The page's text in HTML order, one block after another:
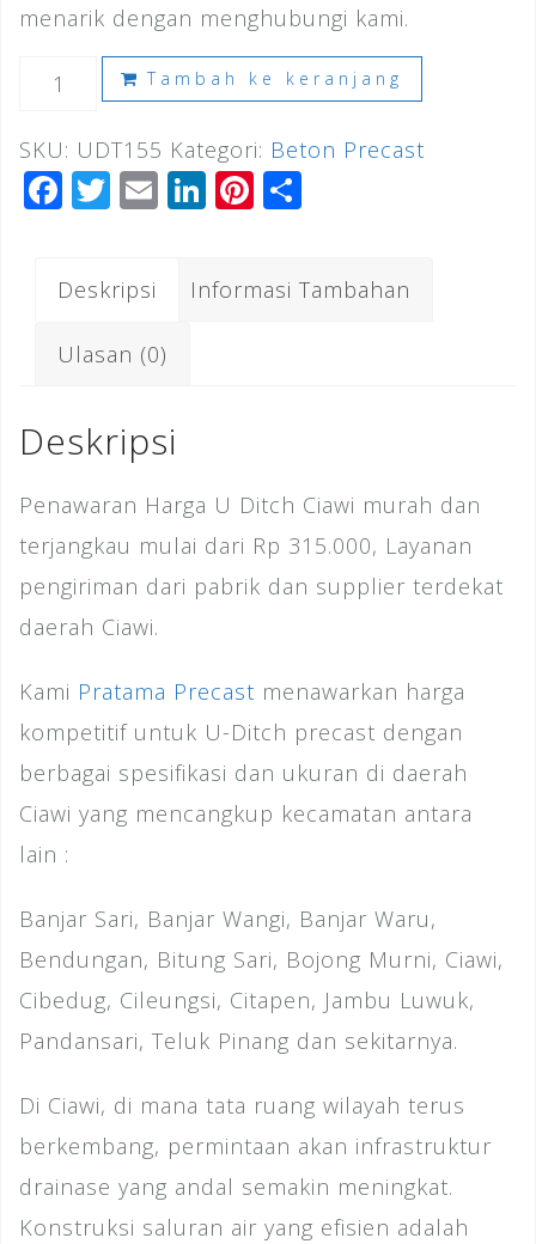
menarik dengan menghubungi kami.
Kuantitas
U
Ditch
Tambah ke keranjang
SKU: UDT155 Kategori: Beton Precast
F
e
b
k
T
e
r
E Li
e
Pi
r e
Deskripsi Informasi Tambahan
Ulasan (0)
Deskripsi
Penawaran Harga U Ditch Ciawi murah dan
terjangkau mulai dari Rp 315.000, Layanan
pengiriman dari pabrik dan supplier terdekat
daerah Ciawi.
Kami Pratama Precast menawarkan harga
kompetitif untuk U-Ditch precast dengan
berbagai spesifikasi dan ukuran di daerah
Ciawi yang mencangkup kecamatan antara
lain :
Banjar Sari, Banjar Wangi, Banjar Waru,
Bendungan, Bitung Sari, Bojong Murni, Ciawi,
Cibedug, Cileungsi, Citapen, Jambu Luwuk,
Pandansari, Teluk Pinang dan sekitarnya.
Di Ciawi, di mana tata ruang wilayah terus
berkembang, permintaan akan infrastruktur
drainase yang andal semakin meningkat.
Konstruksi saluran air yang efisien adalah